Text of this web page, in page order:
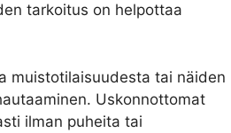
tarkoitus on helpottaa
muistotilaisuudesta tai näiden
Uskonnottomat
ilman puheita tai